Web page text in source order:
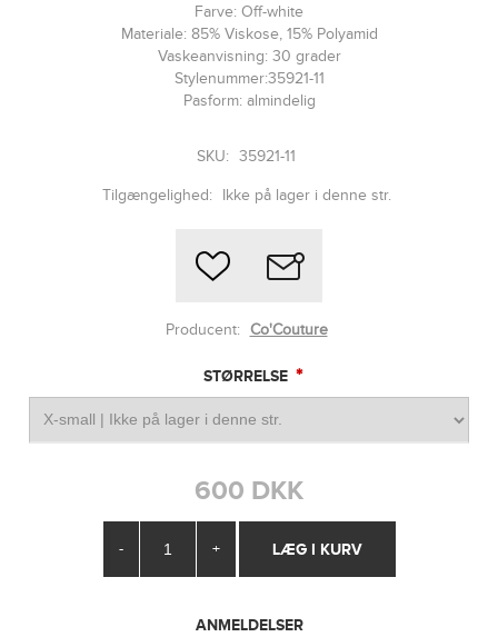
Farve: Off-white
Materiale: 85% Viskose, 15% Polyamid
Vaskeanvisning: 30 grader
Stylenummer:35921-11
Pasform: almindelig
SKU: 35921-11
Tilgængelighed: Ikke på lager i denne str.
Producent: Co'Couture
STØRRELSE *
600 DKK
- +
ANMELDELSER